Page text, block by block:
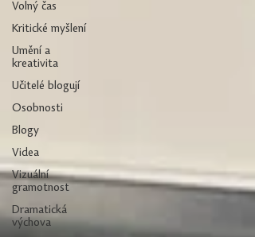
Volný čas
Kritické myšlení
Umění a
kreativita
Učitelé blogují
Osobnosti
Blogy
Videa
Vizuální
gramotnost
Dramatická
výchova